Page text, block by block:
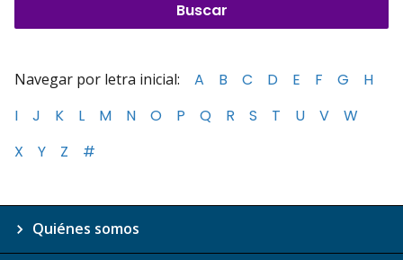
Navegar por letra inicial: A B C D E F G
H
I
J K L M N O P Q R S T U V
W
X
Y Z #
Quiénes somos